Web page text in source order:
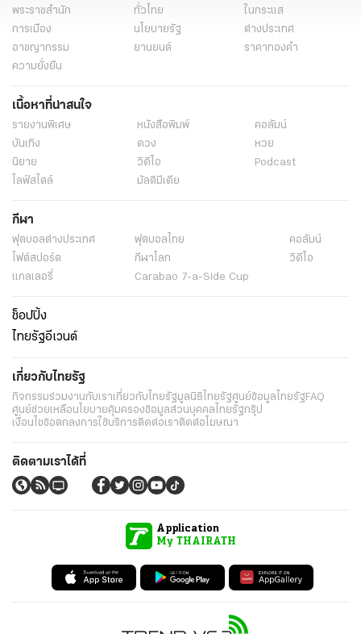
พระราชสำนัก ทั่วไทย
ในกระแส
การเมือง
นโยบายรัฐ
ต่างประเทศ
อาชญากรรม
ยานยนต์
ราคาทองคำ
ความยั่งยืน
เนื้อหาที่น่าสนใจ
รายงานพิเศษ หนังสือพิมพ์
คอลัมน์
บันเทิง
ดวง
หวย
นิยาย
วิดีโอ
Podcast
ไลฟ์สไตล์
มัลติมีเดีย
กีฬา
ฟุตบอลต่่างประเทศ ฟุตบอลไทย
คอลัมน์
ไฟต์สปอร์ต
กีฬาโลก
วิดีโอ
แกลเลอรี่
Carabao 7-a-Side Cup
ช็อปปิ้ง
ไทยรัฐอีเวนต์
เกี่ยวกับไทยรัฐ
กิจกรรมร่วมงานกับเราเกี่ยวกับไทยรัฐมูลนิธิไทยรัฐศูนย์ข้อมูลไทยรัฐFAQ
ศูนย์ช่วยเหลือนโยบายคุ้มครองข้อมูลส่วนบุคคลไทยรัฐกรุ๊ป
เงื่อนไขข้อตกลงการใช้บริการติดต่อเราติดต่อโฆษณา
ติดตามเราได้ที่
Application
My THAIRATH